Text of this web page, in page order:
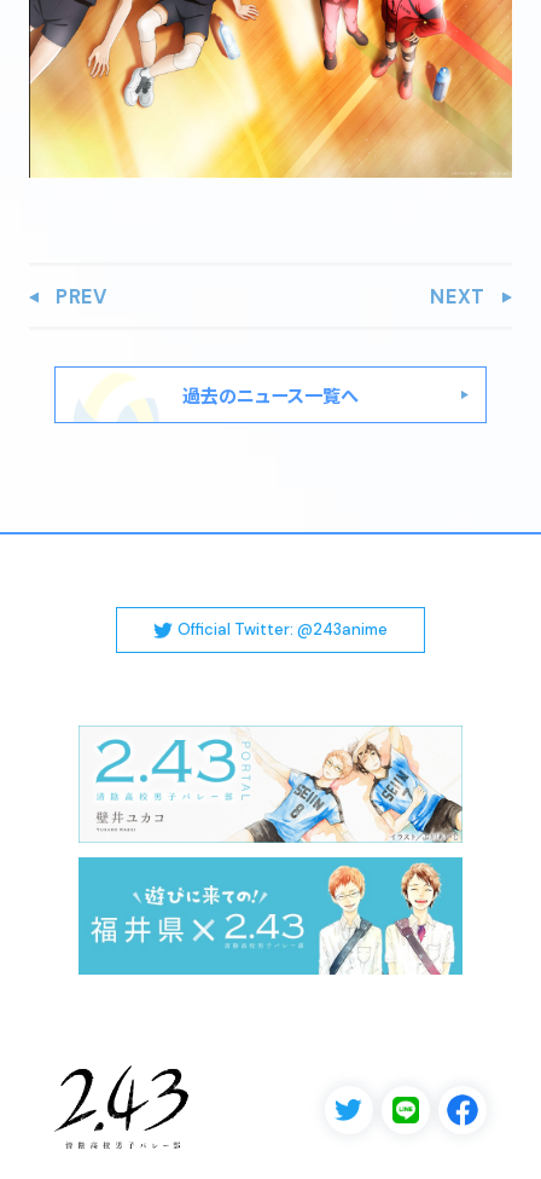
PREV NEXT
過去のニュース一覧へ
Official Twitter: @243anime